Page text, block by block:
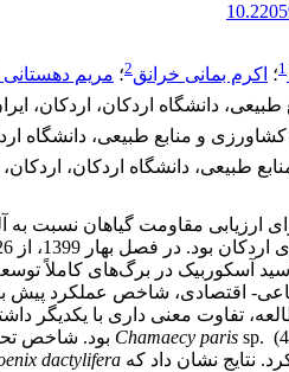
1؛ اکرم بمانی خرانق2؛ مریم دهستانی
دانشگاه اردکان، اردکان،
و منابع طبیعی، دانشگاه
طبیعی، دانشگاه اردکان، اردکان،
ارزیابی مقاومت گیاهان نسبت
آسکوربیک در برگ‌های کاملاً
Chamaecy paris
نتایج نشان داد که dactylifera